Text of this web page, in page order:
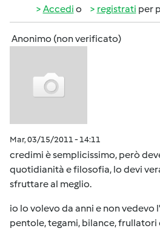
Accedi o registrati per
Anonimo (non verificato)
Mar, 03/15/2011 - 14:11
credimi è semplicissimo, però
quotidianità e filosofia, lo devi
sfruttare al meglio.
io lo volevo da anni e non vedevo
pentole, tegami, bilance, frullatori